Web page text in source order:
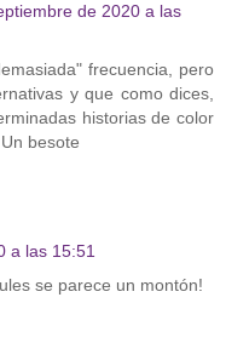
de 2020 a las
frecuencia, pero
y que como dices,
historias de color
besote
a las 15:51
se parece un montón!